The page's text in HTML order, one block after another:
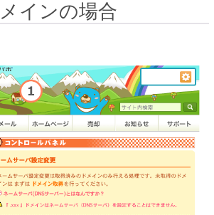
インの場合